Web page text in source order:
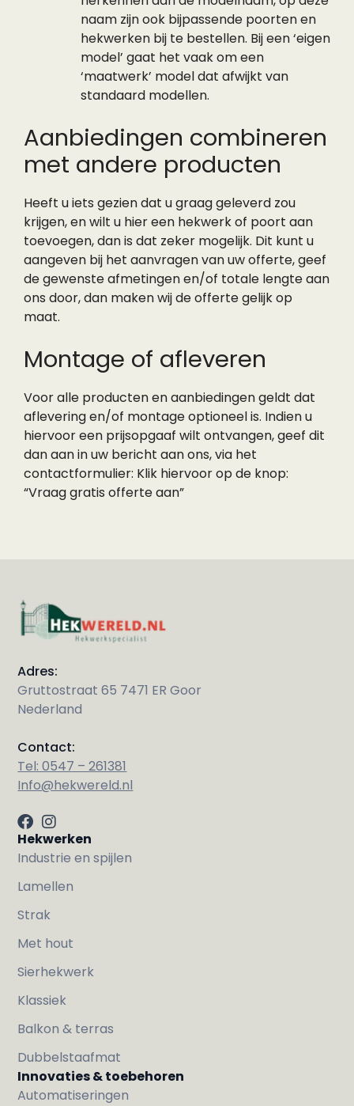
naam zijn ook bijpassende poorten en
hekwerken bij te bestellen. Bij een ‘eigen
model’ gaat het vaak om een
‘maatwerk’ model dat afwijkt van
standaard modellen.
Aanbiedingen combineren
met andere producten
Heeft u iets gezien dat u graag geleverd zou
krijgen, en wilt u hier een hekwerk of poort aan
toevoegen, dan is dat zeker mogelijk. Dit kunt u
aangeven bij het aanvragen van uw offerte, geef
de gewenste afmetingen en/of totale lengte aan
ons door, dan maken wij de offerte gelijk op
maat.
Montage of afleveren
Voor alle producten en aanbiedingen geldt dat
aflevering en/of montage optioneel is. Indien u
hiervoor een prijsopgaaf wilt ontvangen, geef dit
dan aan in uw bericht aan ons, via het
contactformulier: Klik hiervoor op de knop:
“Vraag gratis offerte aan”
Adres:
Gruttostraat 65 7471 ER Goor
Nederland
Contact:
Tel: 0547 – 261381
Info@hekwereld.nl
Hekwerken
Industrie en spijlen
Lamellen
Strak
Met hout
Sierhekwerk
Klassiek
Balkon & terras
Dubbelstaafmat
Innovaties & toebehoren
Automatiseringen